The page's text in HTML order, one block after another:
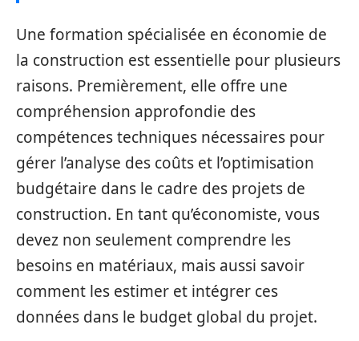
Une formation spécialisée en économie de
la construction est essentielle pour plusieurs
raisons. Premièrement, elle offre une
compréhension approfondie des
compétences techniques nécessaires pour
gérer l’analyse des coûts et l’optimisation
budgétaire dans le cadre des projets de
construction. En tant qu’économiste, vous
devez non seulement comprendre les
besoins en matériaux, mais aussi savoir
comment les estimer et intégrer ces
données dans le budget global du projet.